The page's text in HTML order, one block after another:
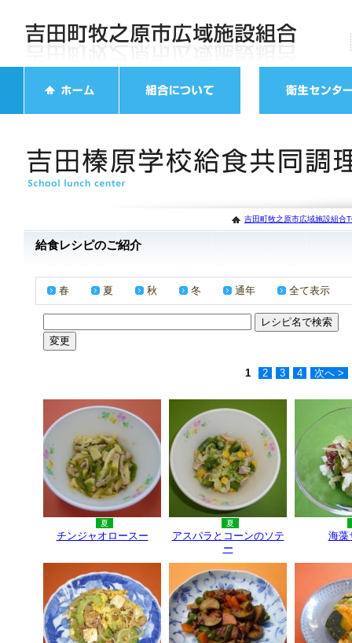
吉田町牧之原市広域施設組合
給食レシピのご紹介
春 夏 秋 冬 通年 全て表示
1 2 3 4 次へ >
夏
チンジャオロースー
夏
アスパラとコーンのソテ
ー
海藻